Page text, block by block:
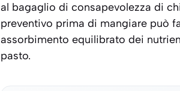
al bagaglio di consapevolezza di
preventivo prima di mangiare può
assorbimento equilibrato dei
pasto.